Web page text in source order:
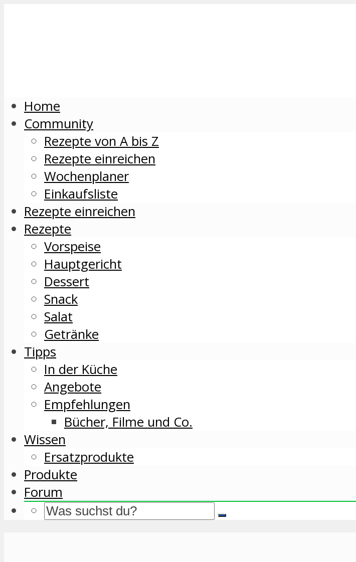
Home
Community
Rezepte von A bis Z
Rezepte einreichen
Wochenplaner
Einkaufsliste
Rezepte einreichen
Rezepte
Vorspeise
Hauptgericht
Dessert
Snack
Salat
Getränke
Tipps
In der Küche
Angebote
Empfehlungen
Bücher, Filme und Co.
Wissen
Ersatzprodukte
Produkte
Forum